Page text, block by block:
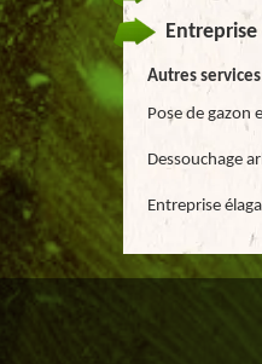
Autres services
Pose de gazon
Dessouchage
Entreprise